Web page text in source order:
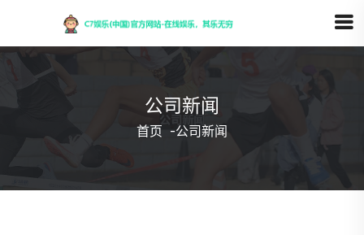
公司新闻
首页 -公司新闻